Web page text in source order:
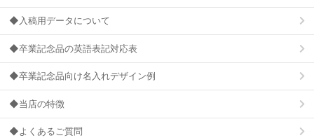
◆入稿用データについて
◆卒業記念品の英語表記対応表
◆卒業記念品向け名入れデザイン例
◆当店の特徴
◆よくあるご質問